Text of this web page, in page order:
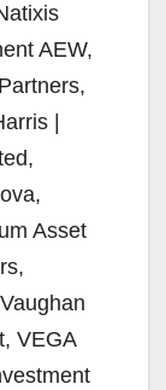
AEW,
|
Asset
VEGA